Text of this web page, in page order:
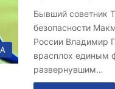
Бывший советник
безопасности
России Владимир
врасплох единым
развернувшим…